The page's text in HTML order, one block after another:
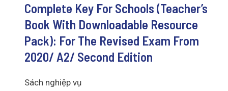
Complete Key For Schools (Teacher’s
Book With Downloadable Resource
Pack): For The Revised Exam From
2020/ A2/ Second Edition
Sách nghiệp vụ